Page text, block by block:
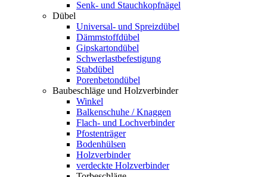
Senk- und Stauchkopfnägel
Dübel
Universal- und Spreizdübel
Dämmstoffdübel
Gipskartondübel
Schwerlastbefestigung
Stabdübel
Porenbetondübel
Baubeschläge und Holzverbinder
Winkel
Balkenschuhe / Knaggen
Flach- und Lochverbinder
Pfostenträger
Bodenhülsen
Holzverbinder
verdeckte Holzverbinder